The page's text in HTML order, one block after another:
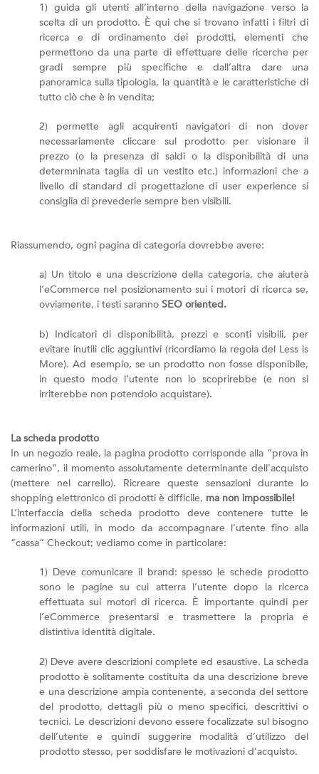
1) guida gli utenti all’interno della navigazione verso la
scelta di un prodotto. È qui che si trovano infatti i filtri di
ricerca e di ordinamento dei prodotti, elementi che
permettono da una parte di effettuare delle ricerche per
gradi sempre più specifiche e dall’altra dare una
panoramica sulla tipologia, la quantità e le caratteristiche di
tutto ciò che è in vendita;
2) permette agli acquirenti navigatori di non dover
necessariamente cliccare sul prodotto per visionare il
prezzo (o la presenza di saldi o la disponibilità di una
determninata taglia di un vestito etc.) informazioni che a
livello di standard di progettazione di user experience si
consiglia di prevederle sempre ben visibili.
Riassumendo, ogni pagina di categoria dovrebbe avere:
a) Un titolo e una descrizione della categoria, che aiuterà
l’eCommerce nel posizionamento sui i motori di ricerca se,
ovviamente, i testi saranno SEO oriented.
b) Indicatori di disponibilità, prezzi e sconti visibili, per
evitare inutili clic aggiuntivi (ricordiamo la regola del Less is
More). Ad esempio, se un prodotto non fosse disponibile,
in questo modo l’utente non lo scoprirebbe (e non si
irriterebbe non potendolo acquistare).
La scheda prodotto
In un negozio reale, la pagina prodotto corrisponde alla “prova in
camerino”, il momento assolutamente determinante dell'acquisto
(mettere nel carrello). Ricreare queste sensazioni durante lo
shopping elettronico di prodotti è difficile, ma non impossibile!
L’interfaccia della scheda prodotto deve contenere tutte le
informazioni utili, in modo da accompagnare l’utente fino alla
“cassa” Checkout; vediamo come in particolare:
1) Deve comunicare il brand: spesso le schede prodotto
sono le pagine su cui atterra l’utente dopo la ricerca
effettuata sui motori di ricerca. È importante quindi per
l’eCommerce presentarsi e trasmettere la propria e
distintiva identità digitale.
2) Deve avere descrizioni complete ed esaustive. La scheda
prodotto è solitamente costituita da una descrizione breve
e una descrizione ampia contenente, a seconda del settore
del prodotto, dettagli più o meno specifici, descrittivi o
tecnici. Le descrizioni devono essere focalizzate sul bisogno
dell’utente e quindi suggerire modalità d’utilizzo del
prodotto stesso, per soddisfare le motivazioni d’acquisto.